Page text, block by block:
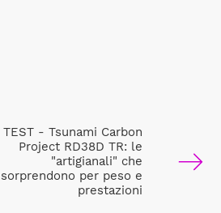
TEST - Tsunami Carbon
Project RD38D TR: le
"artigianali" che
sorprendono per peso e
prestazioni